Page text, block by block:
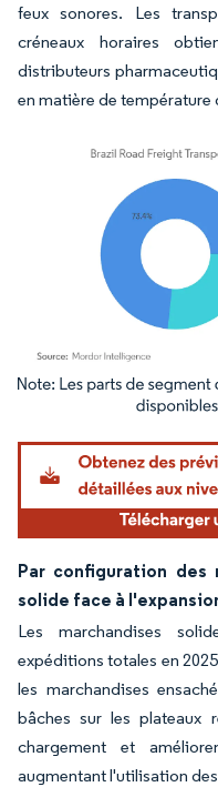
feux sonores. Les
créneaux horaires
distributeurs
en matière de température
Image © Mordor Intelligence. La
Par configuration des
solide face à
Les marchandises
expéditions totales en
les marchandises
bâches sur les plateaux
chargement et
augmentant l'utilisation